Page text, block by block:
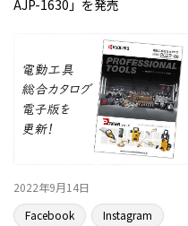
AJP-1630」を発売
2022年9月14日
Facebook
Instagram